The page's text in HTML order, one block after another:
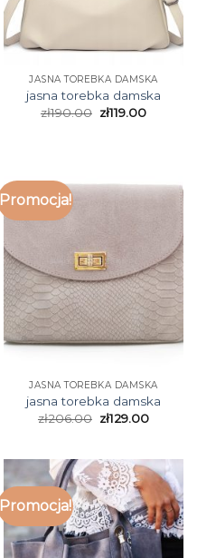
JASNA TOREBKA DAMSKA
jasna torebka damska
zł190.00 zł119.00
Promocja!
JASNA TOREBKA DAMSKA
jasna torebka damska
zł206.00 zł129.00
Promocja!